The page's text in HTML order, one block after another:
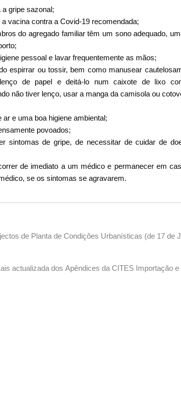
gripe sazonal;
vacina contra a Covid-19 recomendada;
do agregado familiar têm um sono adequado,
pessoal e lavar frequentemente as mãos;
espirrar ou tossir, bem como manusear
de papel e deitá-lo num caixote de lixo
não tiver lenço, usar a manga da camisola ou
e uma boa higiene ambiental;
povoados;
sintomas de gripe, de necessitar de cuidar de
de imediato a um médico e permanecer em
se os sintomas se agravarem.
de Planta de Condições Urbanísticas (de 17 de
actualizada dos Apêndices da CITES Importação